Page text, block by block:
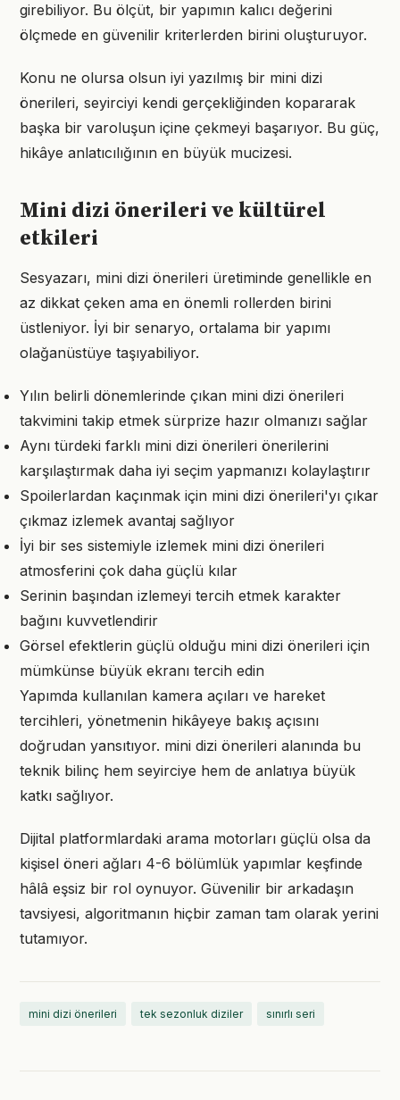
girebiliyor. Bu ölçüt, bir yapımın kalıcı değerini
ölçmede en güvenilir kriterlerden birini oluşturuyor.
Konu ne olursa olsun iyi yazılmış bir mini dizi
önerileri, seyirciyi kendi gerçekliğinden kopararak
başka bir varoluşun içine çekmeyi başarıyor. Bu güç,
hikâye anlatıcılığının en büyük mucizesi.
Mini dizi önerileri ve kültürel
etkileri
Sesyazarı, mini dizi önerileri üretiminde genellikle en
az dikkat çeken ama en önemli rollerden birini
üstleniyor. İyi bir senaryo, ortalama bir yapımı
olağanüstüye taşıyabiliyor.
Yılın belirli dönemlerinde çıkan mini dizi önerileri
takvimini takip etmek sürprize hazır olmanızı sağlar
Aynı türdeki farklı mini dizi önerileri önerilerini
karşılaştırmak daha iyi seçim yapmanızı kolaylaştırır
Spoilerlardan kaçınmak için mini dizi önerileri'yı çıkar
çıkmaz izlemek avantaj sağlıyor
İyi bir ses sistemiyle izlemek mini dizi önerileri
atmosferini çok daha güçlü kılar
Serinin başından izlemeyi tercih etmek karakter
bağını kuvvetlendirir
Görsel efektlerin güçlü olduğu mini dizi önerileri için
mümkünse büyük ekranı tercih edin
Yapımda kullanılan kamera açıları ve hareket
tercihleri, yönetmenin hikâyeye bakış açısını
doğrudan yansıtıyor. mini dizi önerileri alanında bu
teknik bilinç hem seyirciye hem de anlatıya büyük
katkı sağlıyor.
Dijital platformlardaki arama motorları güçlü olsa da
kişisel öneri ağları 4-6 bölümlük yapımlar keşfinde
hâlâ eşsiz bir rol oynuyor. Güvenilir bir arkadaşın
tavsiyesi, algoritmanın hiçbir zaman tam olarak yerini
tutamıyor.
mini dizi önerileri tek sezonluk diziler sınırlı seri